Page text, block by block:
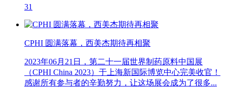
31
CPHI 圆满落幕，西美杰期待再相聚
2023年06月21日，第二十一届世界制药原料中国展
（CPHI China 2023）于上海新国际博览中心完美收官！
感谢所有参与者的辛勤努力，让这场展会成为了很多...